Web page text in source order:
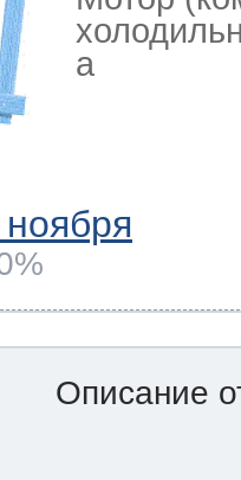
a
Описание